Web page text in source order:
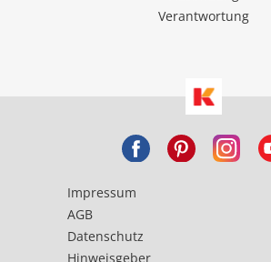
Verantwortung
Impressum
AGB
Datenschutz
Hinweisgeber